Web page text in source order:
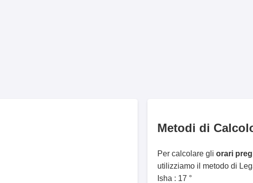
Metodi di
Per calcolare gli orari
utilizziamo il metodo di
Isha : 17 °